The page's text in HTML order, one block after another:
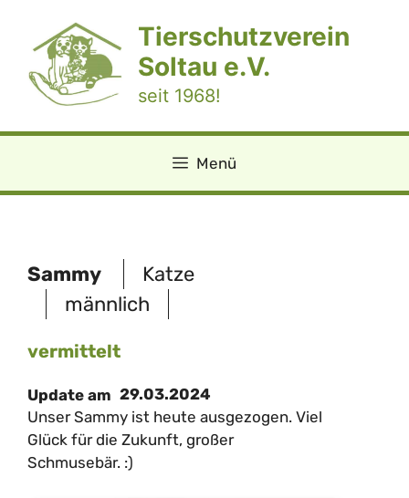
springen
Tierschutzverein
Soltau e.V.
seit 1968!
Menü
Sammy
Katze
männlich
vermittelt
Update am 29.03.2024
Unser Sammy ist heute ausgezogen. Viel
Glück für die Zukunft, großer
Schmusebär. :)